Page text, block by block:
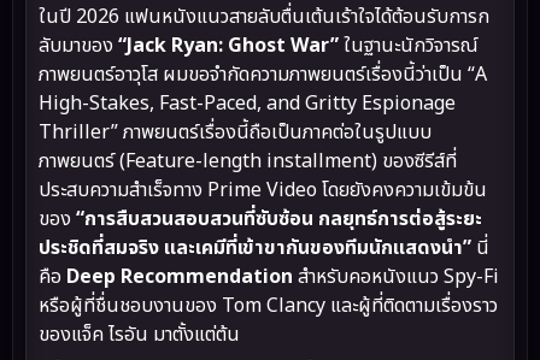
ในปี 2026 แฟนหนังแนวสายลับตื่นเต้นเร้าใจได้ต้อนรับการก
ลับมาของ “Jack Ryan: Ghost War”ในฐานะนักวิจารณ์
ภาพยนตร์อาวุโส ผมขอจำกัดความภาพยนตร์เรื่องนี้ว่าเป็น “A
High-Stakes, Fast-Paced, and Gritty Espionage
Thriller” ภาพยนตร์เรื่องนี้ถือเป็นภาคต่อในรูปแบบ
ภาพยนตร์ (Feature-length installment) ของซีรีส์ที่
ประสบความสำเร็จทาง Prime Video โดยยังคงความเข้มข้น
ของ “การสืบสวนสอบสวนที่ซับซ้อน กลยุทธ์การต่อสู้ระยะ
ประชิดที่สมจริง และเคมีที่เข้าขากันของทีมนักแสดงนำ” นี่
คือ Deep Recommendation สำหรับคอหนังแนว Spy-Fi
หรือผู้ที่ชื่นชอบงานของ Tom Clancy และผู้ที่ติดตามเรื่องราว
ของแจ็ค ไรอัน มาตั้งแต่ต้น